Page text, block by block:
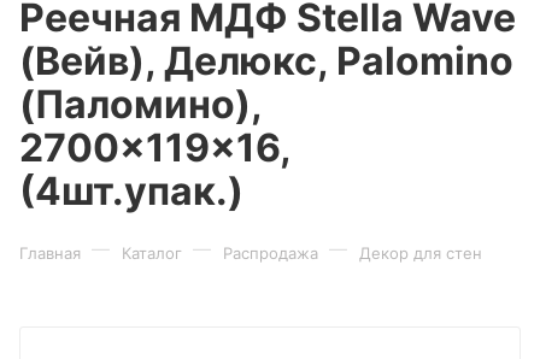
Реечная МДФ Stella Wave
(Вейв), Делюкс, Palomino
(Паломино),
2700x119x16,
(4шт.упак.)
Главная — Каталог — Распродажа — Декор для стен